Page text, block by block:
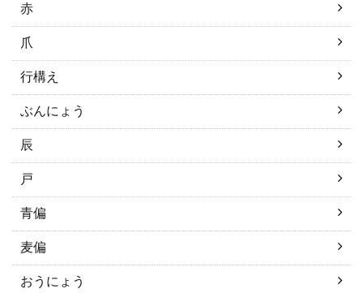
赤
爪
行構え
ぶんにょう
辰
戸
青偏
麦偏
おうにょう